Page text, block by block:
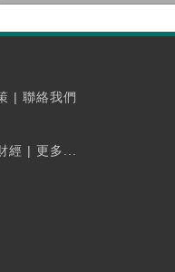
| 聯絡我們
經 | 更多...